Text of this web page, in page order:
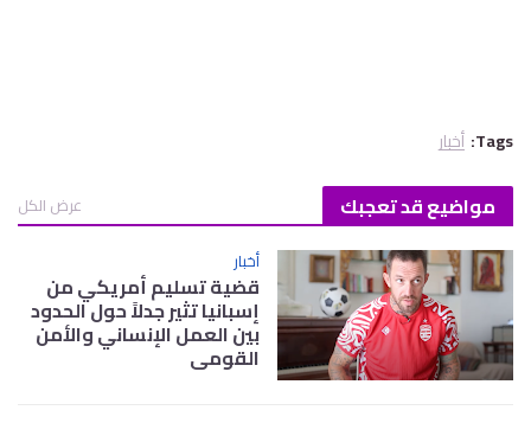
Tags: أخبار
مواضيع قد تعجبك
عرض الكل
أخبار
قضية تسليم أمريكي من
إسبانيا تثير جدلاً حول الحدود
بين العمل الإنساني والأمن
القومي